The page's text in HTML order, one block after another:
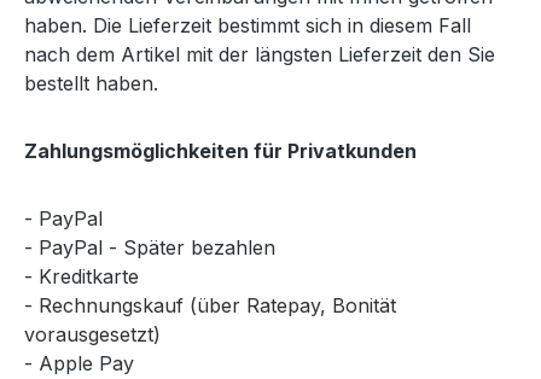
haben. Die Lieferzeit bestimmt sich in diesem Fall
nach dem Artikel mit der längsten Lieferzeit den Sie
bestellt haben.
Zahlungsmöglichkeiten für Privatkunden
- PayPal
- PayPal - Später bezahlen
- Kreditkarte
- Rechnungskauf (über Ratepay, Bonität
vorausgesetzt)
- Apple Pay